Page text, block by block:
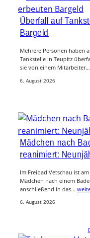
Überfall auf
Bargeld
Mehrere Personen haben
Tankstelle in Teupitz
sie von einem Mitarbeiter…
6. August 2026
Mädchen nach
reanimiert:
Im Freibad Vetschau ist
Mädchen nach einem
anschließend in das…
6. August 2026